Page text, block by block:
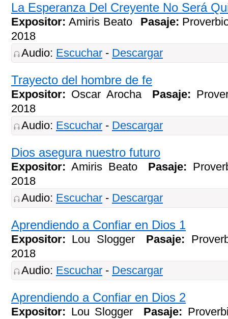
La Esperanza Del Creyente No Será
Expositor:Amiris Beato Pasaje:
2018
Audio: Escuchar - Descargar
Trayecto del hombre de fe
Expositor: Oscar Arocha Pasaje:
2018
Audio: Escuchar - Descargar
Dios asegura nuestro futuro
Expositor:Amiris Beato Pasaje:
2018
Audio: Escuchar - Descargar
Aprendiendo a Confiar en Dios 1
Expositor: Lou Slogger Pasaje:
2018
Audio: Escuchar - Descargar
Aprendiendo a Confiar en Dios 2
Expositor: Lou Slogger Pasaje: